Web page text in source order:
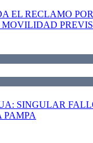
EL RECLAMO
SINGULAR